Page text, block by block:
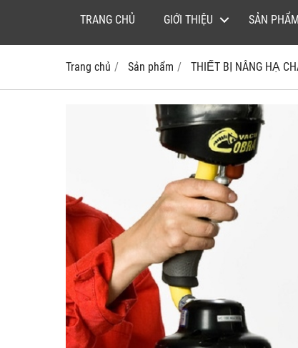
TRANG CHỦ GIỚI THIỆU SẢN PHẨM
Trang chủ Sản phẩm THIẾT BỊ NÂNG HẠ